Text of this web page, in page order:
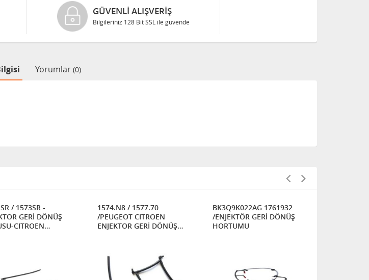
GÜVENLI ALIŞVERIŞ
Bilgileriniz 128 Bit SSL ile güvende
Yorumlar (0)
/ 1573SR -
GERİ DÖNÜŞ
CITROEN
/ PARTNER I 2.0
1574.N8 / 1577.70
/PEUGEOT CITROEN
ENJEKTOR GERİ DÖNÜŞ
BK3Q9K022AG 1761932
/ENJEKTÖR GERİ DÖNÜŞ
HORTUMU